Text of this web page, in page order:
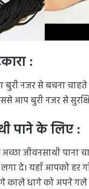
:
नजर से बचना
आप बुरी नजर से
पाने के लिए :
जीवनसाथी पाना
दे। यहाँ आपको हर
काले धागे को अपने